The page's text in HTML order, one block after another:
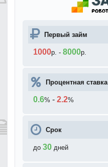
Первый займ
1000р. - 8000р.
Процентная ставка
0.6% - 2.2%
Срок
до 30 дней